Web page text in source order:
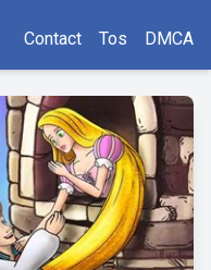
Contact Tos DMCA